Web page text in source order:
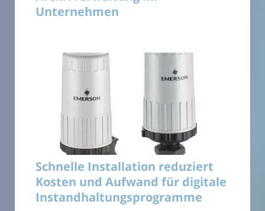
Unternehmen
Schnelle Installation reduziert
Kosten und Aufwand für digitale
Instandhaltungsprogramme